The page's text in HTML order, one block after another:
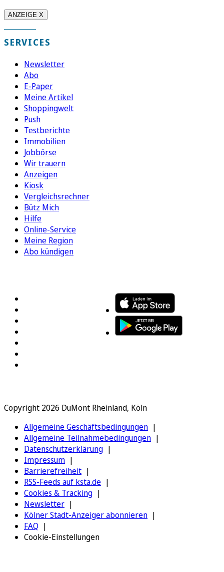
ANZEIGE X
SERVICES
Newsletter
Abo
E-Paper
Meine Artikel
Shoppingwelt
Push
Testberichte
Immobilien
Jobbörse
Wir trauern
Anzeigen
Kiosk
Vergleichsrechner
Bütz Mich
Hilfe
Online-Service
Meine Region
Abo kündigen
Copyright 2026 DuMont Rheinland, Köln
Allgemeine Geschäftsbedingungen
Allgemeine Teilnahmebedingungen
Datenschutzerklärung
Impressum
Barrierefreiheit
RSS-Feeds auf ksta.de
Cookies & Tracking
Newsletter
Kölner Stadt-Anzeiger abonnieren
FAQ
Cookie-Einstellungen